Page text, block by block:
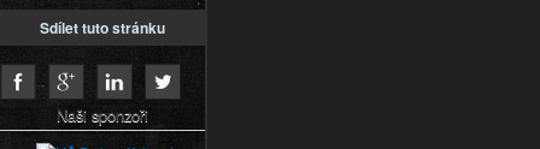
Sdílet tuto stránku
Naši sponzoři